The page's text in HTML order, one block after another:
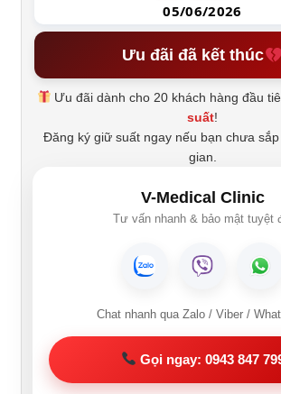
05/06/2026
Ưu đãi đã kết thúc
Ưu đãi dành cho 20 khách hàng đầu
suất!
Đăng ký giữ suất ngay nếu bạn chưa
gian.
V-Medical Clinic
Tư vấn nhanh & bảo mật tuyệt
Chat nhanh qua Zalo / Viber /
Gọi ngay: 0943 847